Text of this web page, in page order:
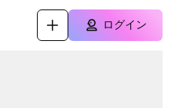
ログイン